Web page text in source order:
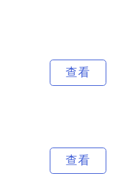
查看
查看